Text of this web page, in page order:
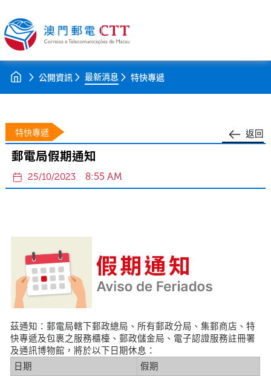
公開資訊 最新消息 特快專遞
返回
特快專遞
郵電局假期通知
25/10/2023 8:55 AM
茲通知：郵電局轄下郵政總局、所有郵政分局、集郵商店、特
快專遞及包裹之服務櫃檯、郵政儲金局、電子認證服務註冊署
及通訊博物館，將於以下日期休息：
日期
假期